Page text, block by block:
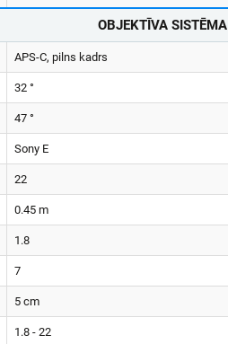
OBJEKTĪVA SISTĒMA
APS-C, pilns kadrs
32 °
47 °
Sony E
22
0.45 m
1.8
7
5 cm
1.8 - 22